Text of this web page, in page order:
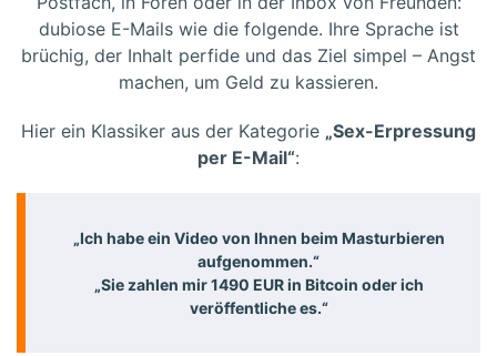
dubiose E-Mails wie die folgende. Ihre Sprache ist
brüchig, der Inhalt perfide und das Ziel simpel – Angst
machen, um Geld zu kassieren.
Hier ein Klassiker aus der Kategorie „Sex-Erpressung
per E-Mail“:
„Ich habe ein Video von Ihnen beim Masturbieren
aufgenommen.“
„Sie zahlen mir 1490 EUR in Bitcoin oder ich
veröffentliche es.“